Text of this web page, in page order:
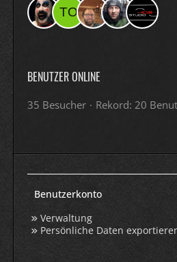
BENUTZER ONLINE
35 Besucher Rekord: 20
Benutzerkonto
Verwaltung
Persönliche Daten